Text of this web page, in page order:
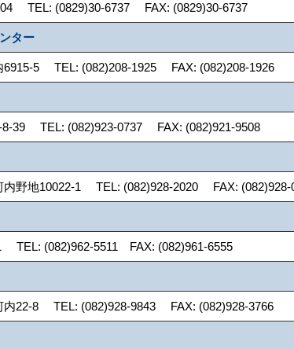
TEL: (0829)30-6737 FAX: (0829)30-6737
ター
6915-5 TEL: (082)208-1925 FAX: (082)208-1926
39 TEL: (082)923-0737 FAX: (082)921-9508
野地10022-1 TEL: (082)928-2020 FAX: (082)928-
TEL: (082)962-5511 FAX: (082)961-6555
内22-8 TEL: (082)928-9843 FAX: (082)928-3766